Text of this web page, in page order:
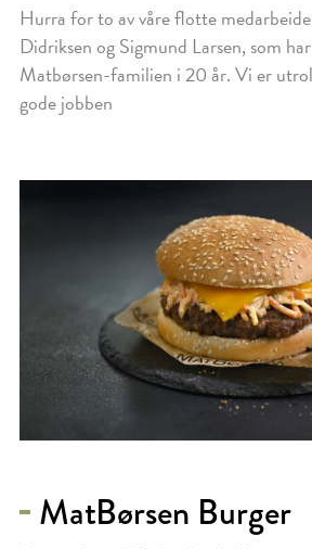
Hurra for to av våre flotte
Didriksen og Sigmund Larsen, som
Matbørsen-familien i 20 år. Vi er
gode jobben
MatBørsen Burger